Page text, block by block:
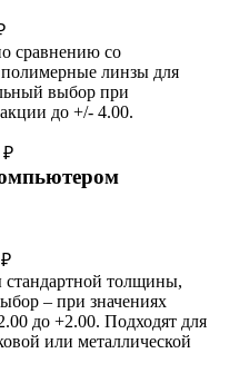
сравнению со
линзы для
выбор при
до +/- 4.00.
₽
толщины,
– при значениях
до +2.00. Подходят для
или металлической